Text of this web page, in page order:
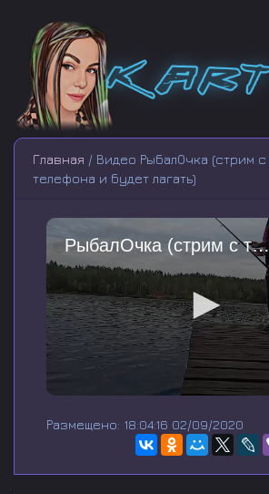
Главная / Видео РыбалОчка (стрим с
телефона и будет лагать)
РыбалОчка (стрим с телефона и будет лагать)
e
n
Размещено: 18:04:16 02/09/2020